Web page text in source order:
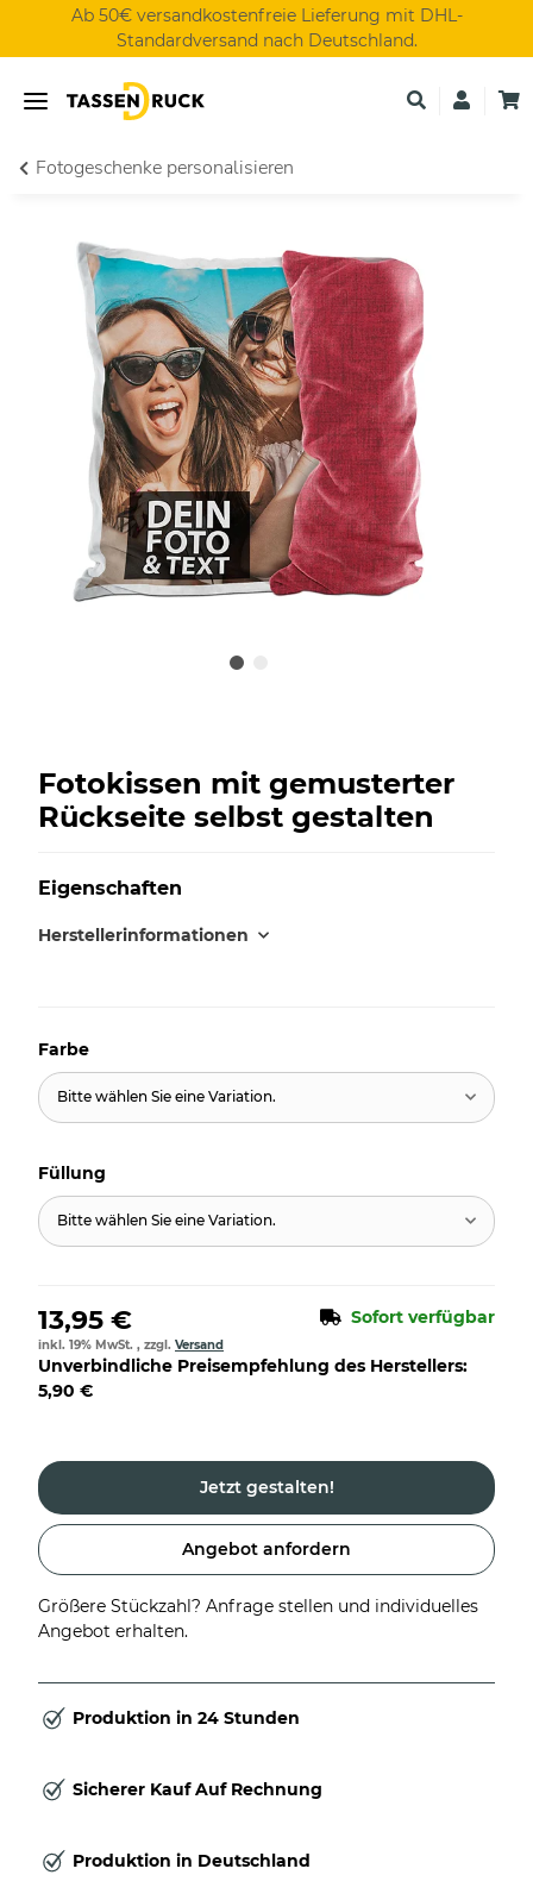
Ab 50€ versandkostenfreie Lieferung mit DHL-
Standardversand nach Deutschland.
Fotogeschenke personalisieren
Fotokissen mit gemusterter
Rückseite selbst gestalten
Eigenschaften
Herstellerinformationen
Farbe
Bitte wählen Sie eine Variation.
Füllung
Bitte wählen Sie eine Variation.
13,95 € Sofort verfügbar
inkl. 19% MwSt. , zzgl. Versand
Unverbindliche Preisempfehlung des Herstellers:
5,90 €
Jetzt gestalten!
Angebot anfordern
Größere Stückzahl? Anfrage stellen und individuelles
Angebot erhalten.
Produktion in 24 Stunden
Sicherer Kauf Auf Rechnung
Produktion in Deutschland